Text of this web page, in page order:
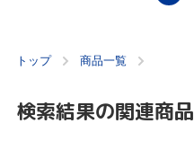
トップ 商品一覧
検索結果の関連商品